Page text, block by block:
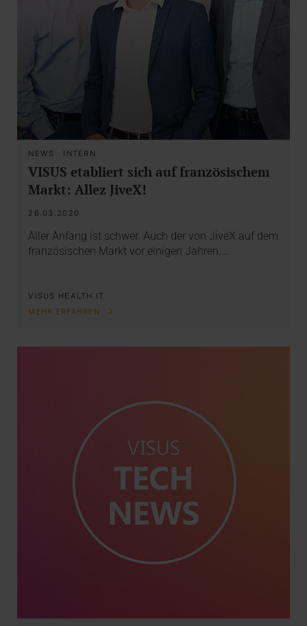
NEWS · INTERN
VISUS etabliert sich auf französischem
Markt: Allez JiveX!
26.03.2020
Aller Anfang ist schwer. Auch der von JiveX auf dem
französischen Markt vor einigen Jahren.…
VISUS HEALTH IT
MEHR ERFAHREN